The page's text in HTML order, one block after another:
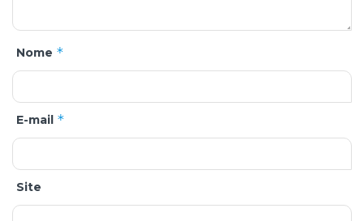
Nome *
E-mail *
Site